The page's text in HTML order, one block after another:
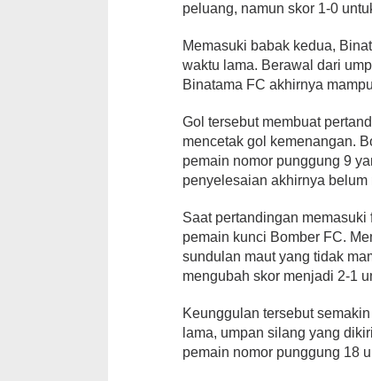
peluang, namun skor 1-0
Memasuki babak kedua,
waktu lama. Berawal dari
Binatama FC akhirnya
‎Gol tersebut membuat
mencetak gol kemenangan.
pemain nomor punggung 9
penyelesaian akhirnya
Saat pertandingan
pemain kunci Bomber FC.
sundulan maut yang tidak
mengubah skor menjadi 2-1
‎Keunggulan tersebut
lama, umpan silang yang
pemain nomor punggung 18